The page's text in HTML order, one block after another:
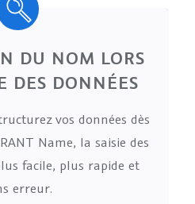
DU NOM LORS
DES DONNÉES
vos données dès
Name, la saisie des
facile, plus rapide et
erreur.